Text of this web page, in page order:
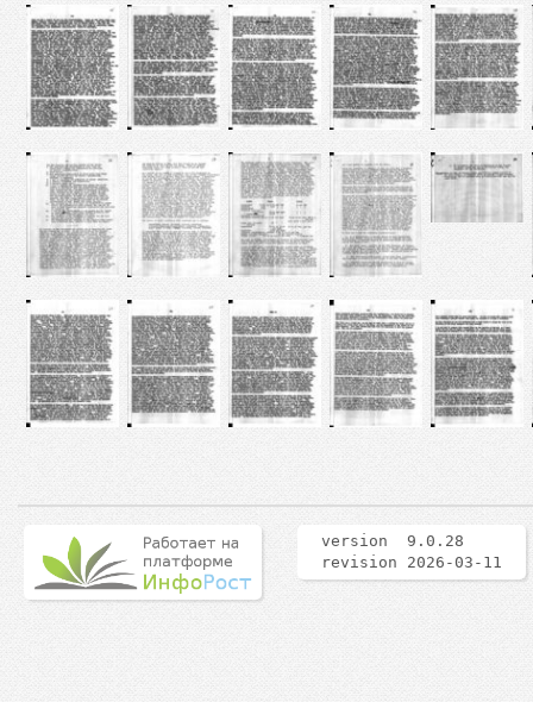
version 9.0.28
revision 2026-03-11